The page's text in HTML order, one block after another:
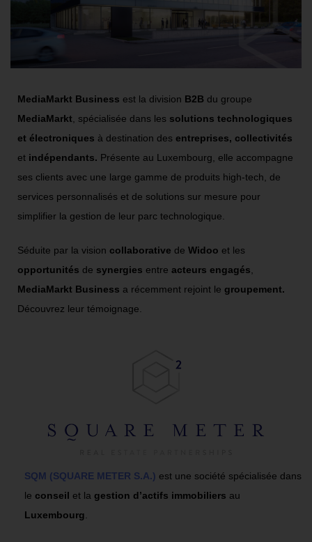
MediaMarkt Business est la division B2B du groupe
MediaMarkt , spécialisée dans les solutions technologiques
et électroniques à destination des entreprises, collectivités
et indépendants. Présente au Luxembourg, elle accompagne
ses clients avec une large gamme de produits high-tech, de
services personnalisés et de solutions sur mesure pour
simplifier la gestion de leur parc technologique.
Séduite par la vision collaborative de Widoo et les
opportunités de synergies entre acteurs engagés
MediaMarkt Business a récemment rejoint le groupement.
Découvrez leur témoignage.
SQM (SQUARE METER S.A.) est une société spécialisée dans
le conseil et la gestion d’actifs immobiliers au
Luxembourg